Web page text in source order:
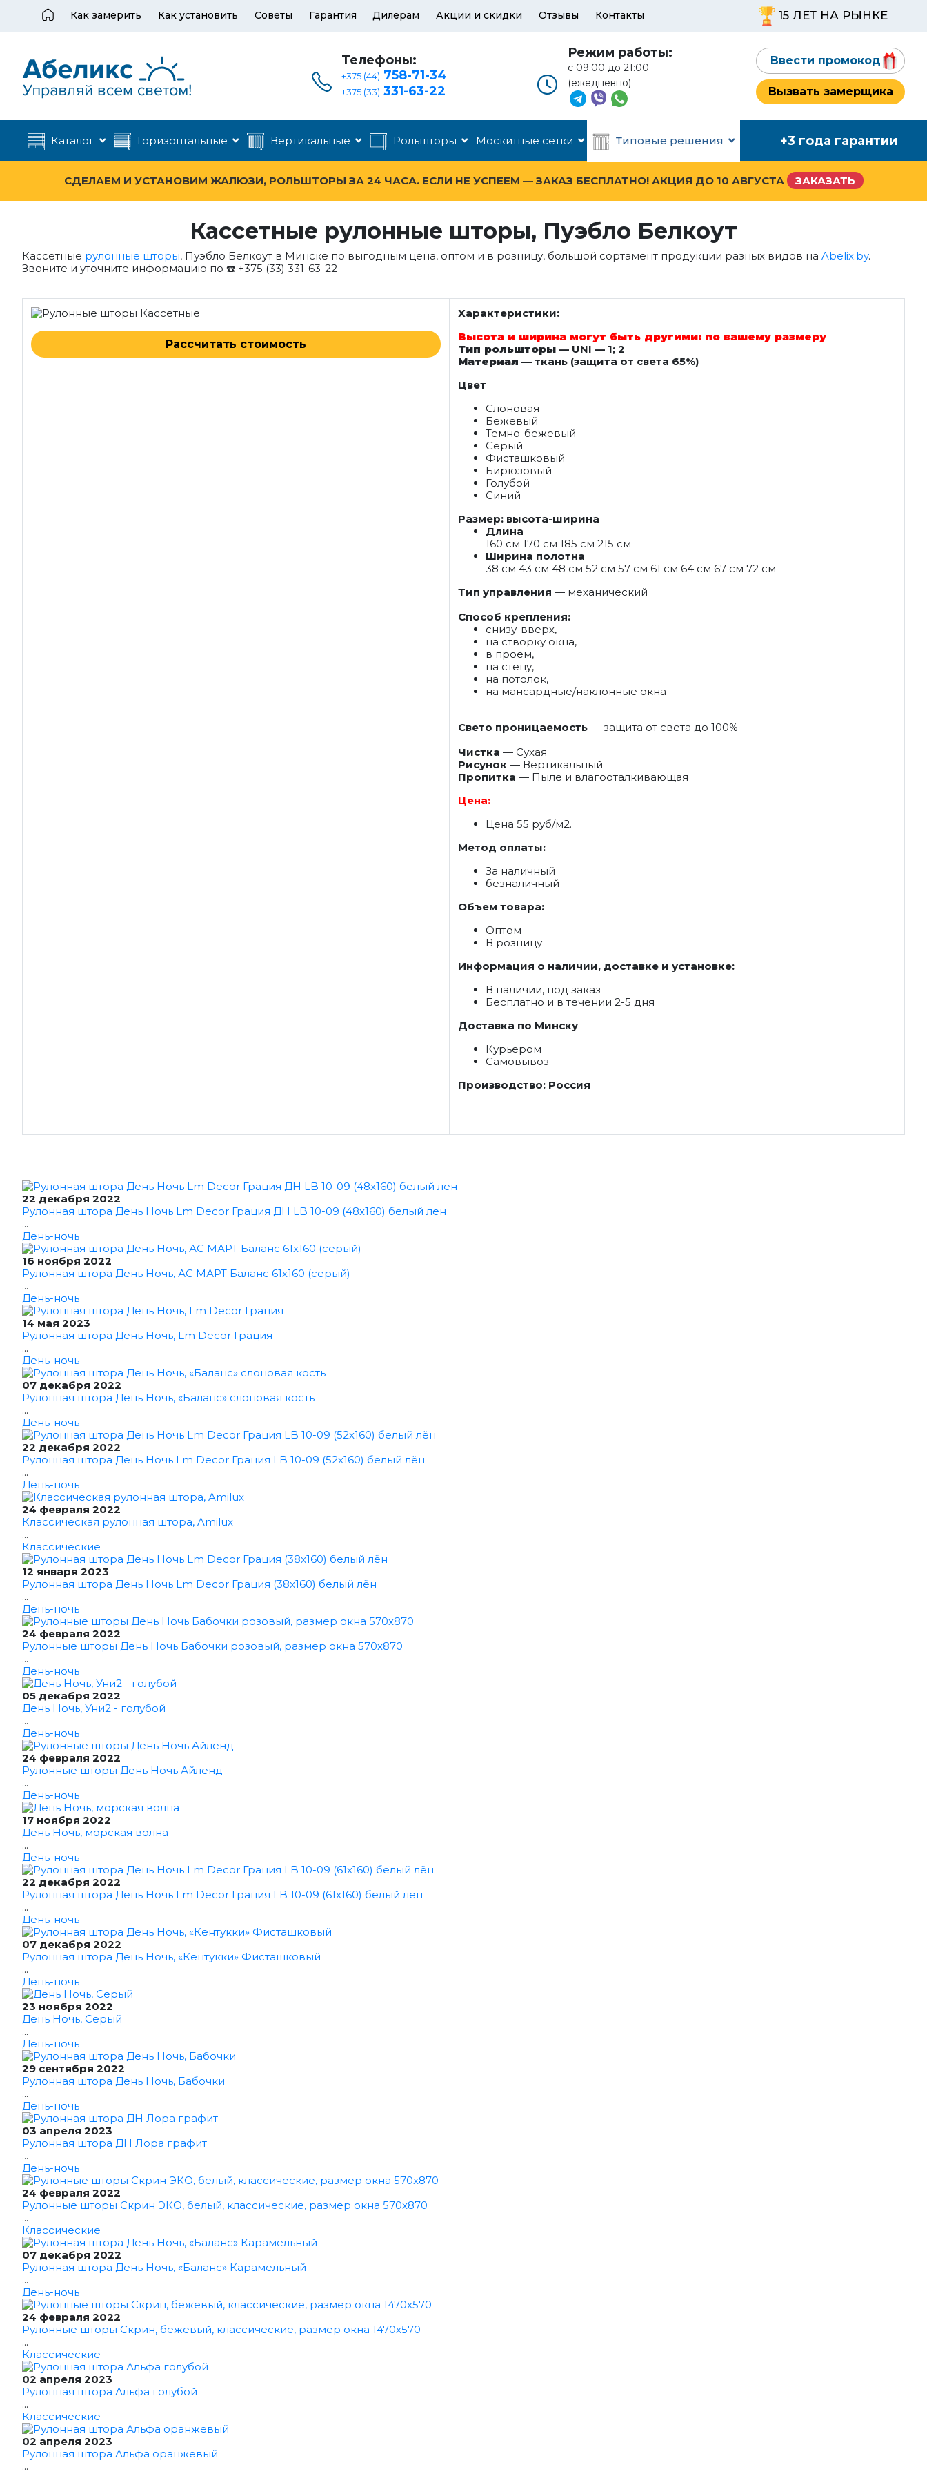
Как замерить Как установить Советы Гарантия Дилерам Акции и скидки Отзывы Контакты 15 ЛЕТ НА РЫНКЕ
Телефоны:
+375 (44) 758-71-34
+375 (33) 331-63-22
Режим работы:
с 09:00 до 21:00
(ежедневно)
Ввести промокод
Вызвать замерщика
Каталог Горизонтальные Вертикальные Рольшторы Москитные сетки Типовые решения +3 года гарантии
СДЕЛАЕМ И УСТАНОВИМ ЖАЛЮЗИ, РОЛЬШТОРЫ ЗА 24 ЧАСА. ЕСЛИ НЕ УСПЕЕМ — ЗАКАЗ БЕСПЛАТНО! АКЦИЯ ДО 10 АВГУСТА ЗАКАЗАТЬ
Кассетные рулонные шторы, Пуэбло Белкоут
Кассетные рулонные шторы, Пуэбло Белкоут в Минске по выгодным цена, оптом и в розницу, большой сортамент продукции разных видов на Abelix.by.
Звоните и уточните информацию по ☎️ +375 (33) 331-63-22
Рассчитать стоимость
Характеристики:
Высота и ширина могут быть другими: по вашему размеру
Тип рольшторы — UNI — 1; 2
Материал — ткань (защита от света 65%)
Цвет
Слоновая
Бежевый
Темно-бежевый
Серый
Фисташковый
Бирюзовый
Голубой
Синий
Размер: высота-ширина
Длина
160 см 170 см 185 см 215 см
Ширина полотна
38 см 43 см 48 см 52 см 57 см 61 см 64 см 67 см 72 см
Тип управления — механический
Способ крепления:
снизу-вверх,
на створку окна,
в проем,
на стену,
на потолок,
на мансардные/наклонные окна
Свето проницаемость — защита от света до 100%
Чистка — Сухая
Рисунок — Вертикальный
Пропитка — Пыле и влагооталкивающая
Цена:
Цена 55 руб/м2.
Метод оплаты:
За наличный
безналичный
Объем товара:
Оптом
В розницу
Информация о наличии, доставке и установке:
В наличии, под заказ
Бесплатно и в течении 2-5 дня
Доставка по Минску
Курьером
Самовывоз
Производство: Россия
22 декабря 2022
Рулонная штора День Ночь Lm Decor Грация ДН LB 10-09 (48x160) белый лен
...
День-ночь
16 ноября 2022
Рулонная штора День Ночь, АС МАРТ Баланс 61x160 (серый)
...
День-ночь
14 мая 2023
Рулонная штора День Ночь, Lm Decor Грация
...
День-ночь
07 декабря 2022
Рулонная штора День Ночь, «Баланс» слоновая кость
...
День-ночь
22 декабря 2022
Рулонная штора День Ночь Lm Decor Грация LB 10-09 (52x160) белый лён
...
День-ночь
24 февраля 2022
Классическая рулонная штора, Amilux
...
Классические
12 января 2023
Рулонная штора День Ночь Lm Decor Грация (38x160) белый лён
...
День-ночь
24 февраля 2022
Рулонные шторы День Ночь Бабочки розовый, размер окна 570x870
...
День-ночь
05 декабря 2022
День Ночь, Уни2 - голубой
...
День-ночь
24 февраля 2022
Рулонные шторы День Ночь Айленд
...
День-ночь
17 ноября 2022
День Ночь, морская волна
...
День-ночь
22 декабря 2022
Рулонная штора День Ночь Lm Decor Грация LB 10-09 (61x160) белый лён
...
День-ночь
07 декабря 2022
Рулонная штора День Ночь, «Кентукки» Фисташковый
...
День-ночь
23 ноября 2022
День Ночь, Серый
...
День-ночь
29 сентября 2022
Рулонная штора День Ночь, Бабочки
...
День-ночь
03 апреля 2023
Рулонная штора ДН Лора графит
...
День-ночь
24 февраля 2022
Рулонные шторы Скрин ЭКО, белый, классические, размер окна 570x870
...
Классические
07 декабря 2022
Рулонная штора День Ночь, «Баланс» Карамельный
...
День-ночь
24 февраля 2022
Рулонные шторы Скрин, бежевый, классические, размер окна 1470x570
...
Классические
02 апреля 2023
Рулонная штора Альфа голубой
...
Классические
02 апреля 2023
Рулонная штора Альфа оранжевый
...